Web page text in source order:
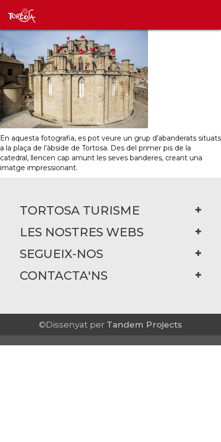
En aquesta fotografia, es pot veure un grup d’abanderats situats
a la plaça de l’àbside de Tortosa. Des del primer pis de la
catedral, llencen cap amunt les seves banderes, creant una
imatge impressionant.
TORTOSA TURISME
LES NOSTRES WEBS
SEGUEIX-NOS
CONTACTA'NS
©Dissenyat per Tandem Projects